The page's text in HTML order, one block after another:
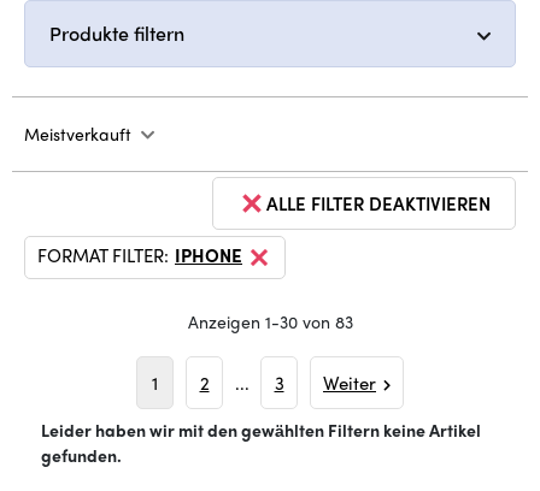
Produkte filtern
Meistverkauft
ALLE FILTER DEAKTIVIEREN
FORMAT FILTER: IPHONE
Anzeigen 1-30 von 83
1 2 ... 3 Weiter
Leider haben wir mit den gewählten Filtern keine Artikel
gefunden.